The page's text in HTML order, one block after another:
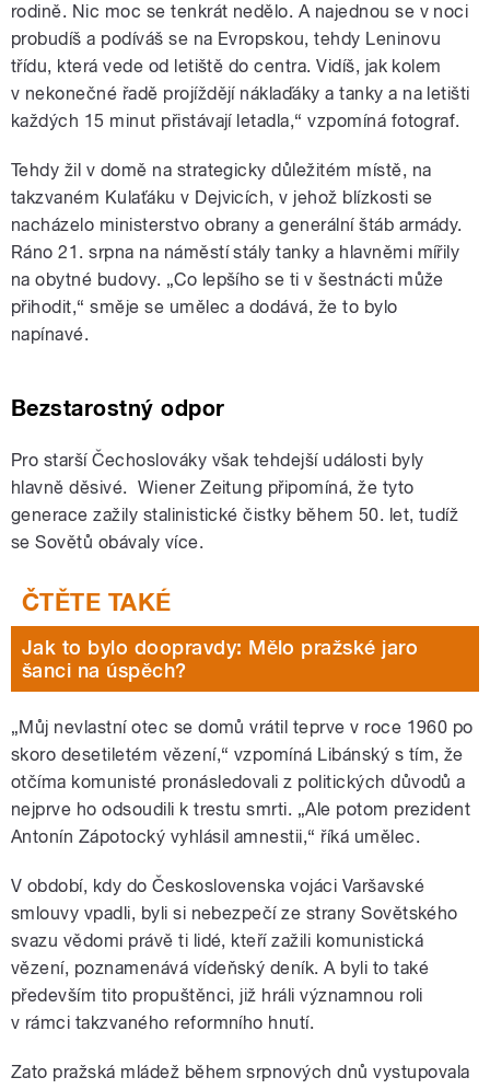
rodině. Nic moc se tenkrát nedělo. A najednou se v noci
probudíš a podíváš se na Evropskou, tehdy Leninovu
třídu, která vede od letiště do centra. Vidíš, jak kolem
v nekonečné řadě projíždějí náklaďáky a tanky a na letišti
každých 15 minut přistávají letadla,“ vzpomíná fotograf.
Tehdy žil v domě na strategicky důležitém místě, na
takzvaném Kulaťáku v Dejvicích, v jehož blízkosti se
nacházelo ministerstvo obrany a generální štáb armády.
Ráno 21. srpna na náměstí stály tanky a hlavněmi mířily
na obytné budovy. „Co lepšího se ti v šestnácti může
přihodit,“ směje se umělec a dodává, že to bylo
napínavé.
Bezstarostný odpor
Pro starší Čechoslováky však tehdejší události byly
hlavně děsivé. Wiener Zeitung připomíná, že tyto
generace zažily stalinistické čistky během 50. let, tudíž
se Sovětů obávaly více.
Jak to bylo doopravdy: Mělo pražské jaro
šanci na úspěch?
„Můj nevlastní otec se domů vrátil teprve v roce 1960 po
skoro desetiletém vězení,“ vzpomíná Libánský s tím, že
otčíma komunisté pronásledovali z politických důvodů a
nejprve ho odsoudili k trestu smrti. „Ale potom prezident
Antonín Zápotocký vyhlásil amnestii,“ říká umělec.
V období, kdy do Československa vojáci Varšavské
smlouvy vpadli, byli si nebezpečí ze strany Sovětského
svazu vědomi právě ti lidé, kteří zažili komunistická
vězení, poznamenává vídeňský deník. A byli to také
především tito propuštěnci, již hráli významnou roli
v rámci takzvaného reformního hnutí.
Zato pražská mládež během srpnových dnů vystupovala